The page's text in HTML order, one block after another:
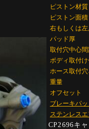
ピストン材質
ピストン面積
右もしくは
パッド厚
取付穴中心
ボディ取付
ホース取付
重量
オフセット
ブレーキパ
ステンレス
CP2696キ